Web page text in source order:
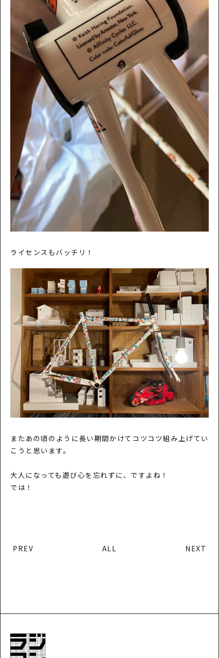
ライセンスもバッチリ！
またあの頃のように長い期間かけてコツコツ組み上げてい
こうと思います。
大人になっても遊び心を忘れずに、ですよね！
では！
PREV ALL NEXT